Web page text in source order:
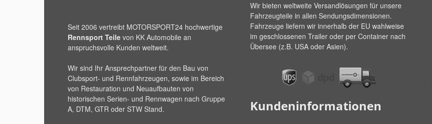
Seit 2006 vertreibt MOTORSPORT24 hochwertige
Rennsport Teile von KK Automobile an
anspruchsvolle Kunden weltweit.
Wir sind Ihr Ansprechpartner für den Bau von
Clubsport- und Rennfahrzeugen, sowie im Bereich
von Restauration und Neuaufbauten von
historischen Serien- und Rennwagen nach Gruppe
A, DTM, GTR oder STW Stand.
Wir bieten weltweite Versandlösungen für unsere
Fahrzeugteile in allen Sendungsdimensionen.
Fahrzeuge liefern wir innerhalb der EU wahlweise
im geschlossenen Trailer oder per Container nach
Übersee (z.B. USA oder Asien).
Kundeninformationen